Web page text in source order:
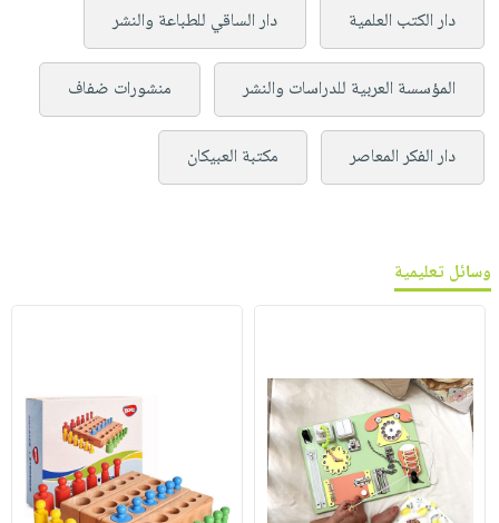
دار الكتب العلمية دار الساقي للطباعة والنشر
المؤسسة العربية للدراسات والنشر منشورات ضفاف
دار الفكر المعاصر مكتبة العبيكان
وسائل تعليمية